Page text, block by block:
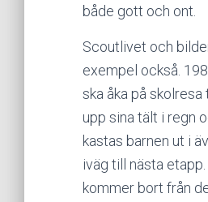
både gott och ont.
Scoutlivet och
exempel också.
ska åka på
upp sina tält i regn
kastas barnen ut i
iväg till nästa
kommer bort från